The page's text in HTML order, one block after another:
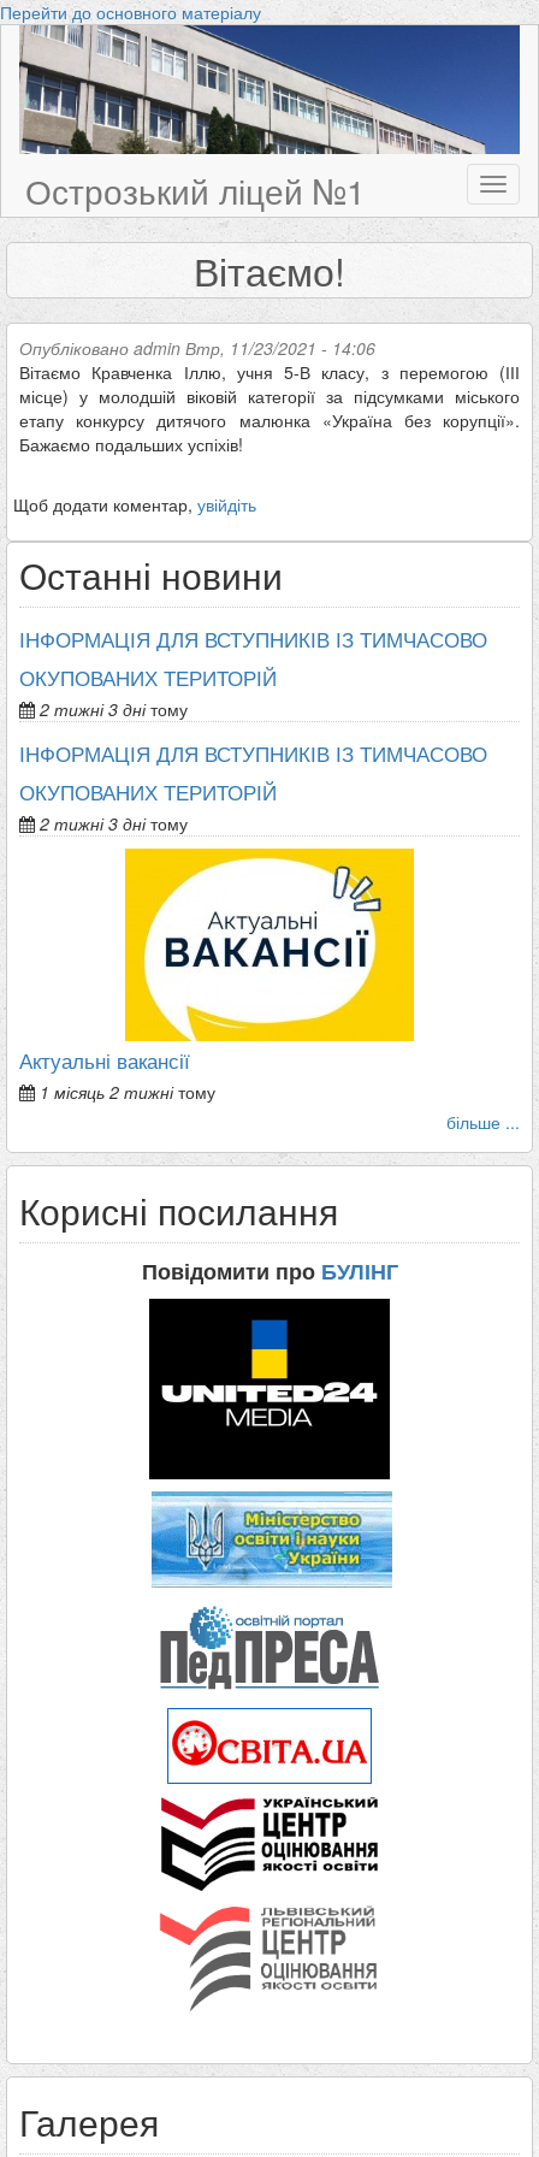
Перейти до основного матеріалу
Острозький ліцей №1
Вітаємо!
Опубліковано admin Втр, 11/23/2021 - 14:06
Вітаємо Кравченка Іллю, учня 5-В класу, з перемогою (ІІІ
місце) у молодшій віковій категорії за підсумками міського
етапу конкурсу дитячого малюнка «Україна без корупції».
Бажаємо подальших успіхів!
Щоб додати коментар, увійдіть
Останні новини
ІНФОРМАЦІЯ ДЛЯ ВСТУПНИКІВ ІЗ ТИМЧАСОВО
ОКУПОВАНИХ ТЕРИТОРІЙ
2 тижні 3 днітому
ІНФОРМАЦІЯ ДЛЯ ВСТУПНИКІВ ІЗ ТИМЧАСОВО
ОКУПОВАНИХ ТЕРИТОРІЙ
2 тижні 3 днітому
Актуальні вакансії
1 місяць 2 тижнітому
більше ...
Корисні посилання
Повідомити про БУЛІНГ
Галерея